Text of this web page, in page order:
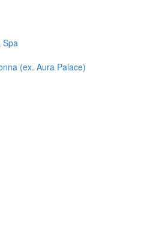
Spa
(ex. Aura Palace)